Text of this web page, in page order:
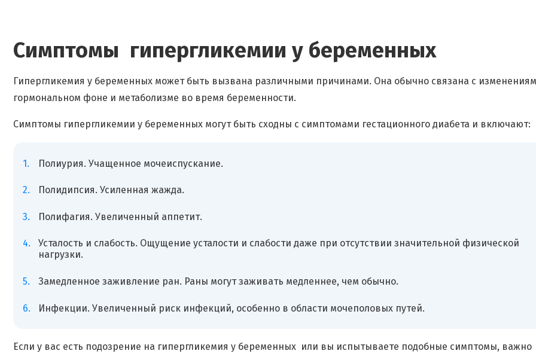
Симптомы гипергликемии у беременных
Гипергликемия у беременных может быть вызвана различными причинами. Она обычно связана с
гормональном фоне и метаболизме во время беременности.
Симптомы гипергликемии у беременных могут быть сходны с симптомами гестационного диабета и включают:
Полиурия. Учащенное мочеиспускание.
Полидипсия. Усиленная жажда.
Полифагия. Увеличенный аппетит.
Усталость и слабость. Ощущение усталости и слабости даже при отсутствии значительной физической
нагрузки.
Замедленное заживление ран. Раны могут заживать медленнее, чем обычно.
Инфекции. Увеличенный риск инфекций, особенно в области мочеполовых путей.
Если у вас есть подозрение на гипергликемия у беременных или вы испытываете подобные симптомы, важно